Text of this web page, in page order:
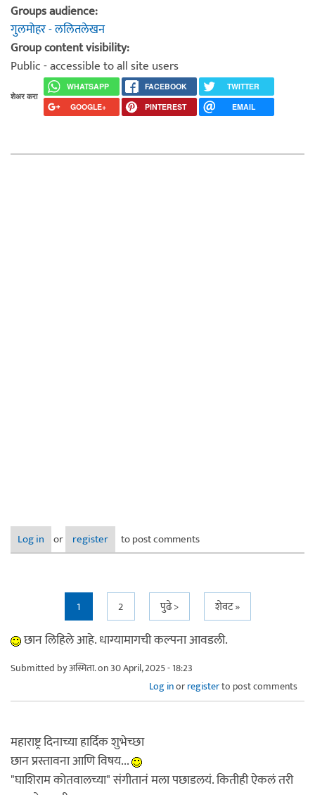
Groups audience:
गुलमोहर - ललितलेखन
Group content visibility:
Public - accessible to all site users
शेअर करा
WHATSAPP FACEBOOK
TWITTER
GOOGLE+
PINTEREST EMAIL
Log in or register to post comments
1 2 पुढे > शेवट »
छान लिहिले आहे.‌ धाग्यामागची कल्पना आवडली.
Submitted byअस्मिता.on 30 April, 2025 - 18:23
Log inorregisterto post comments
महाराष्ट्र दिनाच्या हार्दिक शुभेच्छा
छान प्रस्तावना आणि विषय...
"घाशिराम कोतवालच्या" संगीतानं मला पछाडलयं. कितीही ऐकलं तरी